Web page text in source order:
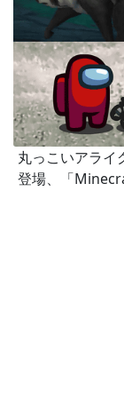
丸っこいアライ
登場、「